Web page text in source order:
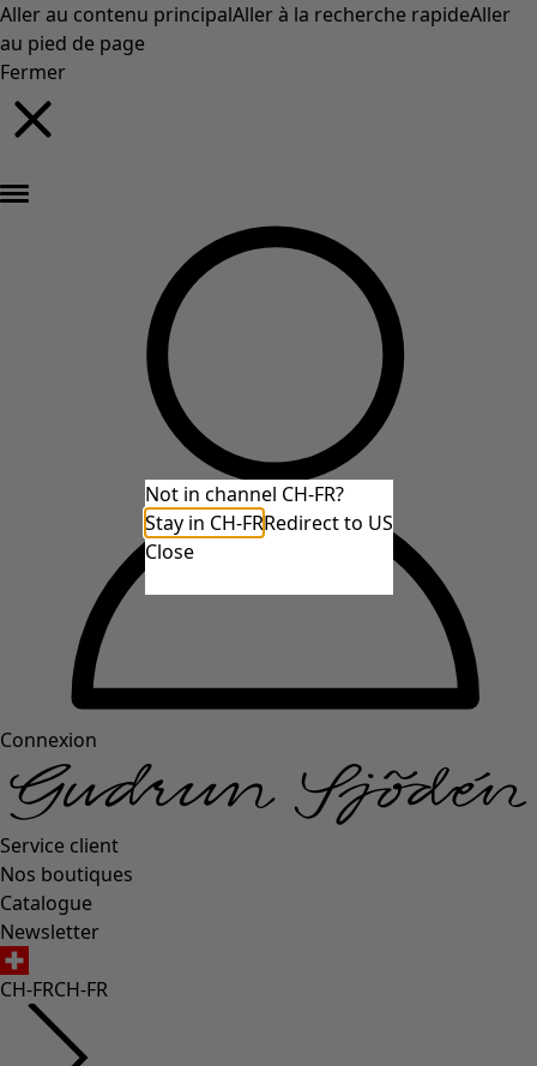
Aller au contenu principalAller à la recherche rapideAller
au pied de page
Fermer
Connexion
Service client
Nos boutiques
Catalogue
Newsletter
CH-FRCH-FR
Not in channel CH-FR?
Stay in CH-FRRedirect to US
Close